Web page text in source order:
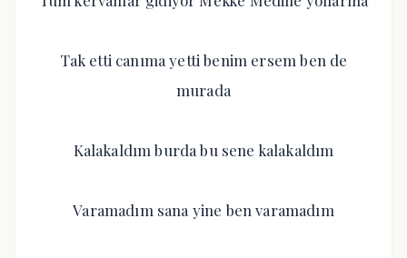
Tak etti canıma yetti benim ersem ben de
murada
Kalakaldım burda bu sene kalakaldım
Varamadım sana yine ben varamadım